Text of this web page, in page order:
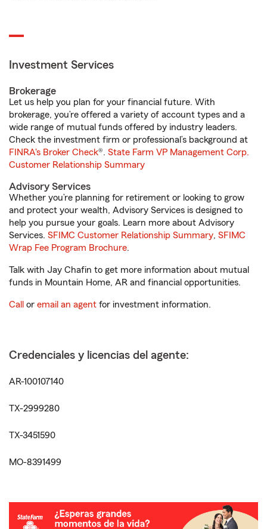
Investment Services
Brokerage
Let us help you plan for your financial future. With
brokerage, you’re offered a variety of account types and a
wide range of mutual funds offered by industry leaders.
Check the investment firm or professional’s background at
FINRA's Broker Check®. State Farm VP Management Corp.
Customer Relationship Summary
Advisory Services
Whether you’re planning for retirement or looking to grow
and protect your wealth, Advisory Services is designed to
help you pursue your goals. Learn more about Advisory
Services. SFIMC Customer Relationship Summary, SFIMC
Wrap Fee Program Brochure.
Talk with Jay Chafin to get more information about mutual
funds in Mountain Home, AR and financial opportunities.
Call or email an agent for investment information.
Credenciales y licencias del agente:
AR-100107140
TX-2999280
TX-3451590
MO-8391499